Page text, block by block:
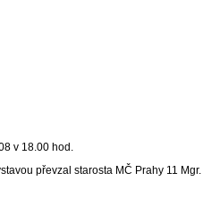
v 18.00 hod.
převzal starosta MČ Prahy 11